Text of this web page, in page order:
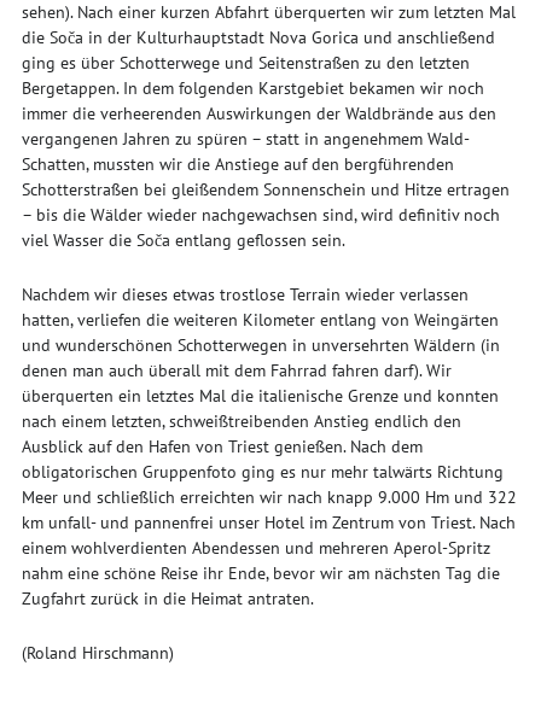
sehen). Nach einer kurzen Abfahrt überquerten wir zum letzten Mal
die Soča in der Kulturhauptstadt Nova Gorica und anschließend
ging es über Schotterwege und Seitenstraßen zu den letzten
Bergetappen. In dem folgenden Karstgebiet bekamen wir noch
immer die verheerenden Auswirkungen der Waldbrände aus den
vergangenen Jahren zu spüren – statt in angenehmem Wald-
Schatten, mussten wir die Anstiege auf den bergführenden
Schotterstraßen bei gleißendem Sonnenschein und Hitze ertragen
– bis die Wälder wieder nachgewachsen sind, wird definitiv noch
viel Wasser die Soča entlang geflossen sein.
Nachdem wir dieses etwas trostlose Terrain wieder verlassen
hatten, verliefen die weiteren Kilometer entlang von Weingärten
und wunderschönen Schotterwegen in unversehrten Wäldern (in
denen man auch überall mit dem Fahrrad fahren darf). Wir
überquerten ein letztes Mal die italienische Grenze und konnten
nach einem letzten, schweißtreibenden Anstieg endlich den
Ausblick auf den Hafen von Triest genießen. Nach dem
obligatorischen Gruppenfoto ging es nur mehr talwärts Richtung
Meer und schließlich erreichten wir nach knapp 9.000 Hm und 322
km unfall- und pannenfrei unser Hotel im Zentrum von Triest. Nach
einem wohlverdienten Abendessen und mehreren Aperol-Spritz
nahm eine schöne Reise ihr Ende, bevor wir am nächsten Tag die
Zugfahrt zurück in die Heimat antraten.
(Roland Hirschmann)